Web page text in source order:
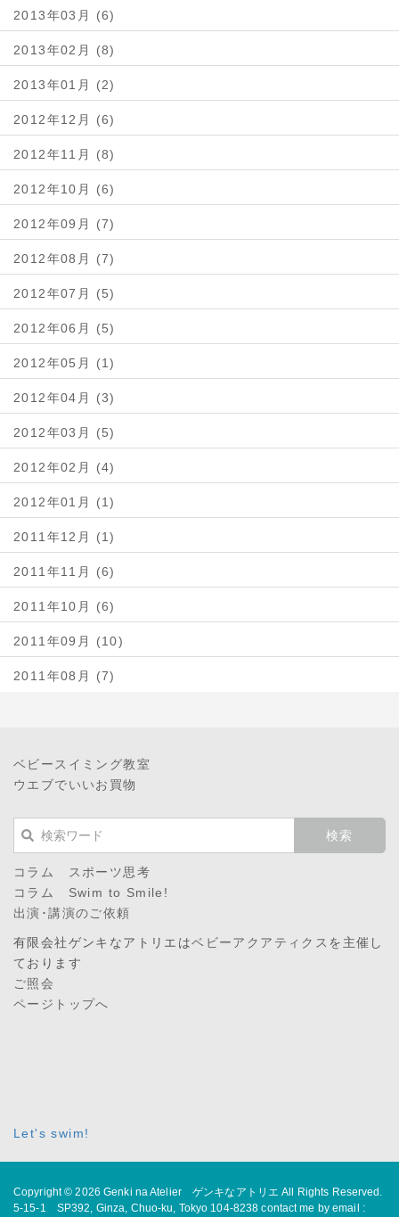
2013年03月 (6)
2013年02月 (8)
2013年01月 (2)
2012年12月 (6)
2012年11月 (8)
2012年10月 (6)
2012年09月 (7)
2012年08月 (7)
2012年07月 (5)
2012年06月 (5)
2012年05月 (1)
2012年04月 (3)
2012年03月 (5)
2012年02月 (4)
2012年01月 (1)
2011年12月 (1)
2011年11月 (6)
2011年10月 (6)
2011年09月 (10)
2011年08月 (7)
ベビースイミング教室
ウエブでいいお買物
コラム スポーツ思考
コラム Swim to Smile!
出演･講演のご依頼
有限会社ゲンキなアトリエはベビーアクアティクス を主催し
ております
ご照会
ページトップへ
Let's swim!
Copyright © 2026Genki na Atelier ゲンキなアトリエ All Rights Reserved.
5-15-1 SP392, Ginza, Chuo-ku, Tokyo 104-8238 contact me by email :